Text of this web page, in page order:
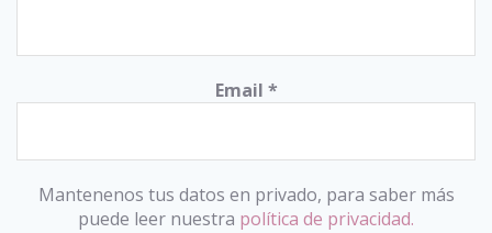
Email *
Mantenenos tus datos en privado, para saber más
puede leer nuestra política de privacidad.